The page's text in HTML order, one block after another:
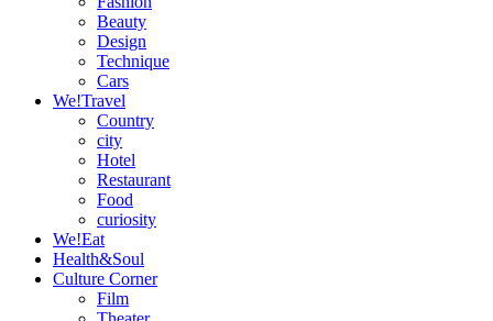
Beauty
Design
Technique
Cars
We!Travel
Country
city
Hotel
Restaurant
Food
curiosity
We!Eat
Health&Soul
Culture Corner
Film